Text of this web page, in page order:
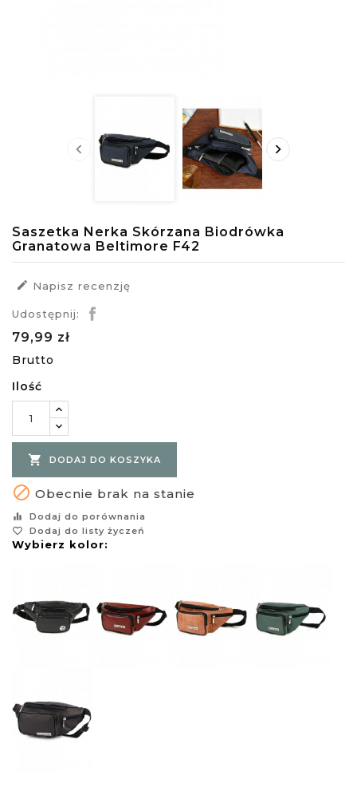
 
Saszetka Nerka Skórzana Biodrówka
Granatowa Beltimore F42
 Napisz recenzję
Udostępnij:
79,99 zł
Brutto
Ilość
 DODAJ DO KOSZYKA
 Obecnie brak na stanie
equalizer
Dodaj do porównania
favorite_border
Dodaj do listy życzeń
Wybierz kolor: